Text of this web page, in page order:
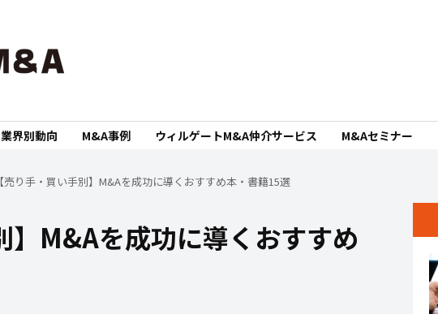
界別動向 M&A事例 ウィルゲートM&A仲介サービス M&Aセミナー
【売り手・買い手別】M&Aを成功に導くおすすめ本・書籍15選
】M&Aを成功に導くおすすめ